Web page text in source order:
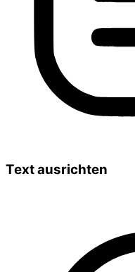
Text ausrichten